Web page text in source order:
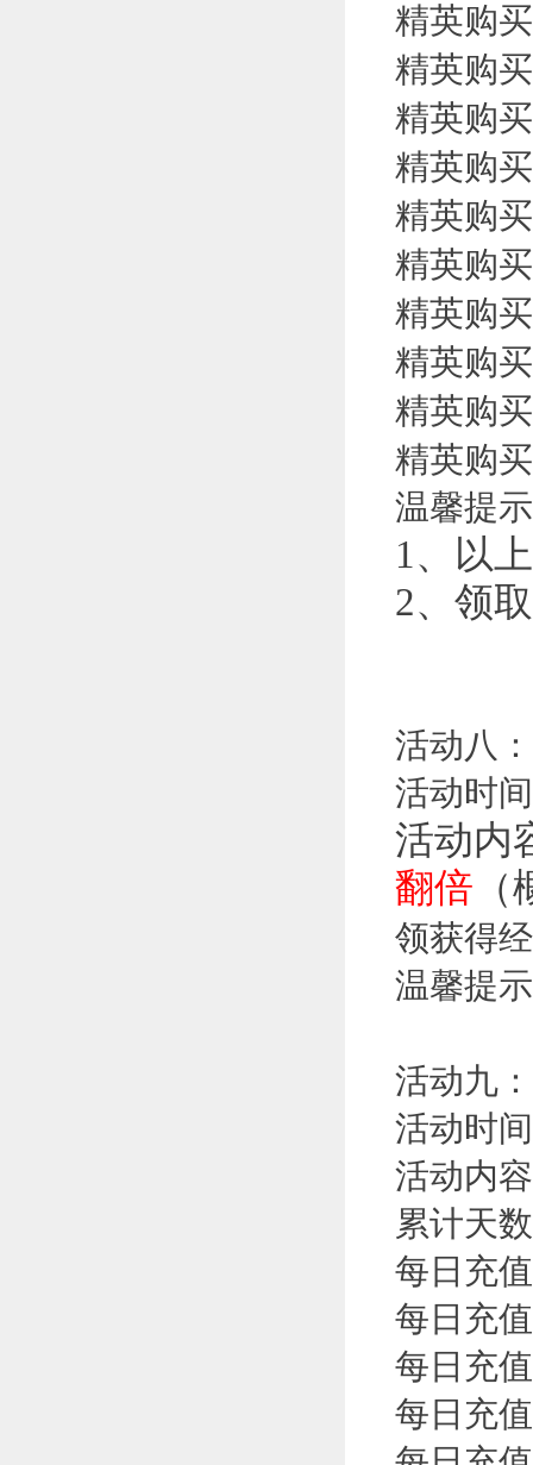
精英购
精英购
精英购
精英购
精英购
精英购
精英购
精英购
精英购
精英购
温馨提
1、以
2、领
活动八
活动时
活动内
翻倍
领获得
温馨提
活动九
活动时
活动内
累计天
每日充值
每日充值
每日充值
每日充值